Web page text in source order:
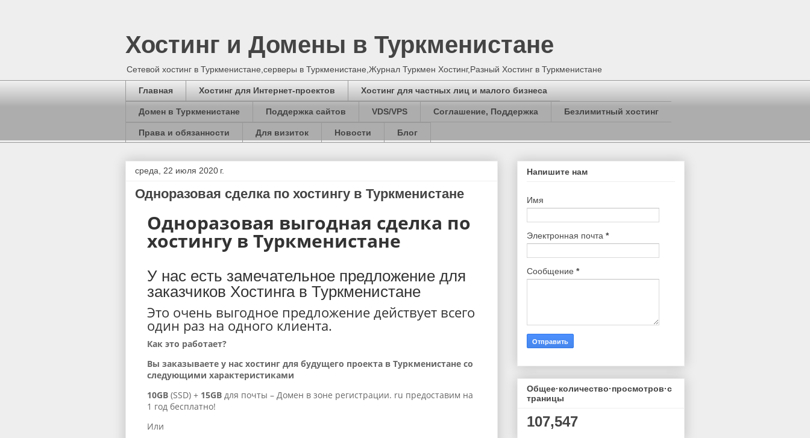
Хостинг и Домены в Туркменистане
Сетевой хостинг в Туркменистане,серверы в Туркменистане,Журнал Туркмен Хостинг,Разный Хостинг в Туркменистане
Главная Хостинг для Интернет-проектов Хостинг для частных лиц и малого бизнеса
Домен в Туркменистане Поддержка сайтов VDS/VPS Соглашение, Поддержка Безлимитный хостинг
Права и обязанности Для визиток Новости Блог
среда, 22 июля 2020 г.
Одноразовая сделка по хостингу в Туркменистане
Одноразовая выгодная сделка по
хостингу в Туркменистане
У нас есть замечательное предложение для
заказчиков Хостинга в Туркменистане
Это очень выгодное предложение действует всего
один раз на одного клиента.
Как это работает?
Вы заказываете у нас хостинг для будущего проекта в Туркменистане со
следующими характеристиками
10GB (SSD) + 15GB для почты – Домен в зоне регистрации. ru предоставим на
1 год бесплатно!
Или
Напишите нам
Имя
Электронная почта *
Сообщение *
Общее·количество·просмотров·с
траницы
107,547